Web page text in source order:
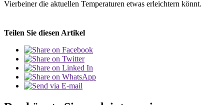
Vierbeiner die aktuellen Temperaturen etwas erleichtern könnt.
Teilen Sie diesen Artikel